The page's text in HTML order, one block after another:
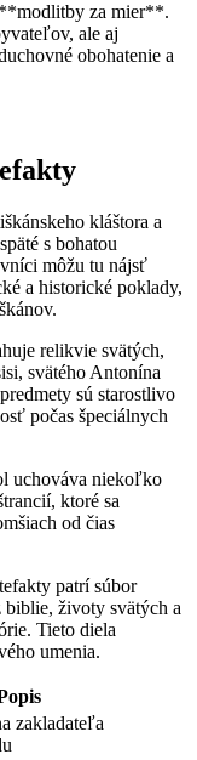
za mier**.
ale aj
obohatenie a
kláštora a
s bohatou
môžu tu nájsť
a historické poklady,
relikvie svätých,
svätého Antonína
sú starostlivo
počas špeciálnych
uchováva niekoľko
ktoré sa
od čias
patrí súbor
biblie, životy svätých a
Tieto diela
umenia.
zakladateľa